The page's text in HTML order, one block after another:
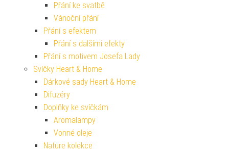
Přání ke svatbě
Vánoční přání
Přání s efektem
Přání s dalšími efekty
Přání s motivem Josefa Lady
Svíčky Heart & Home
Dárkové sady Heart & Home
Difuzéry
Doplňky ke svíčkám
Aromalampy
Vonné oleje
Nature kolekce